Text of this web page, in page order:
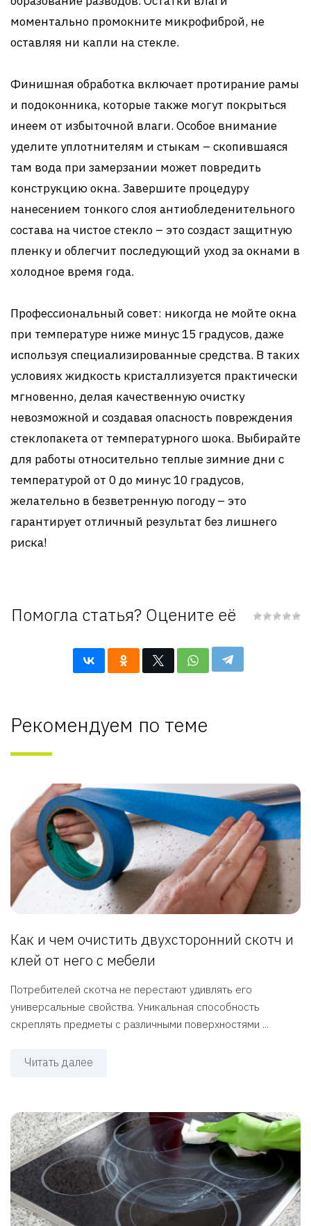
моментально промокните микрофиброй, не
оставляя ни капли на стекле.
Финишная обработка включает протирание рамы
и подоконника, которые также могут покрыться
инеем от избыточной влаги. Особое внимание
уделите уплотнителям и стыкам – скопившаяся
там вода при замерзании может повредить
конструкцию окна. Завершите процедуру
нанесением тонкого слоя антиобледенительного
состава на чистое стекло – это создаст защитную
пленку и облегчит последующий уход за окнами в
холодное время года.
Профессиональный совет: никогда не мойте окна
при температуре ниже минус 15 градусов, даже
используя специализированные средства. В таких
условиях жидкость кристаллизуется практически
мгновенно, делая качественную очистку
невозможной и создавая опасность повреждения
стеклопакета от температурного шока. Выбирайте
для работы относительно теплые зимние дни с
температурой от 0 до минус 10 градусов,
желательно в безветренную погоду – это
гарантирует отличный результат без лишнего
риска!
Помогла статья? Оцените её
Рекомендуем по теме
Как и чем очистить двухсторонний скотч и
клей от него с мебели
Потребителей скотча не перестают удивлять его
универсальные свойства. Уникальная способность
скреплять предметы с различными поверхностями ...
Читать далее